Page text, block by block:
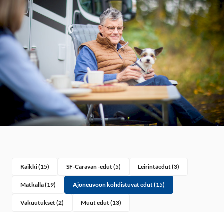
Kaikki (15) SF-Caravan -edut (5) Leirintäedut (3)
Matkalla (19) Ajoneuvoon kohdistuvat edut (15)
Vakuutukset (2) Muut edut (13)